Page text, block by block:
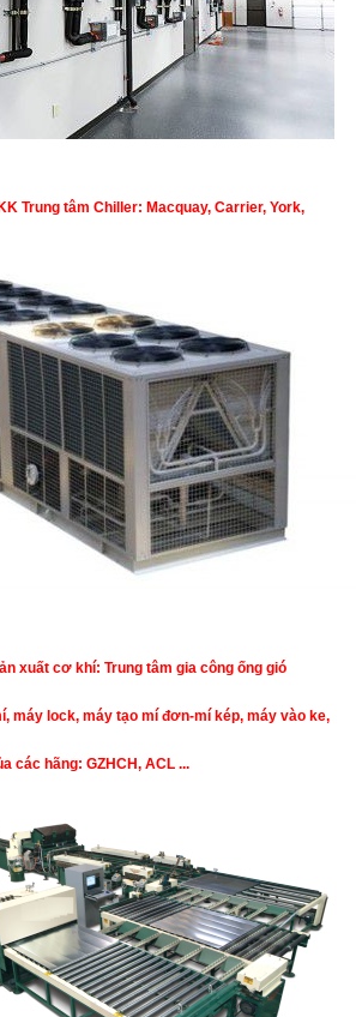
Trung tâm Chiller: Macquay, Carrier, York,
xuất cơ khí: Trung tâm gia công ống gió
máy lock, máy tạo mí đơn-mí kép, máy vào ke,
các hãng: GZHCH, ACL ...